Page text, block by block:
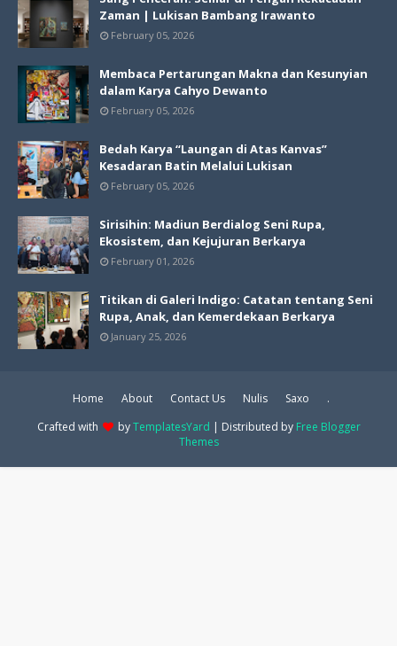
Zaman | Lukisan Bambang Irawanto
February 05, 2026
Membaca Pertarungan Makna dan Kesunyian
dalam Karya Cahyo Dewanto
February 05, 2026
Bedah Karya “Laungan di Atas Kanvas”
Kesadaran Batin Melalui Lukisan
February 05, 2026
Sirisihin: Madiun Berdialog Seni Rupa,
Ekosistem, dan Kejujuran Berkarya
February 01, 2026
Titikan di Galeri Indigo: Catatan tentang Seni
Rupa, Anak, dan Kemerdekaan Berkarya
January 25, 2026
Home About Contact Us Nulis Saxo
.
Crafted with
byTemplatesYard | Distributed by Free Blogger
Themes